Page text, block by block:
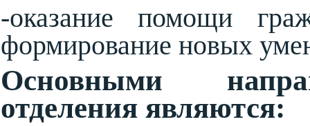
-оказание помощи
формирование новых
Основными
отделения являются: